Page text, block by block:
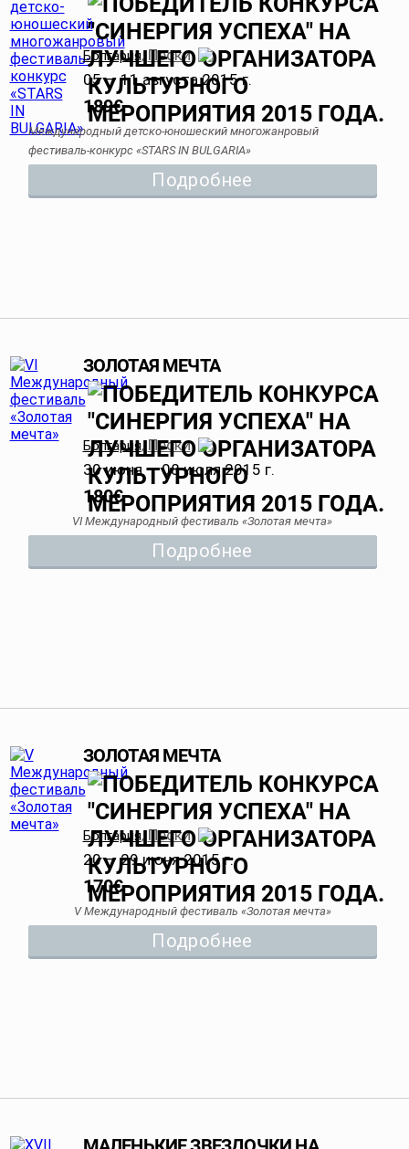
Болгария,Пески
05 — 11 августа 2015 г.
189€
Международный детско-юношеский многожанровый
фестиваль-конкурс «STARS IN BULGARIA»
Подробнее
ЗОЛОТАЯ МЕЧТА
Болгария,Пески
30 июня — 08 июля 2015 г.
180€
VI Международный фестиваль «Золотая мечта»
Подробнее
ЗОЛОТАЯ МЕЧТА
Болгария,Пески
20 — 29 июня 2015 г.
170€
V Международный фестиваль «Золотая мечта»
Подробнее